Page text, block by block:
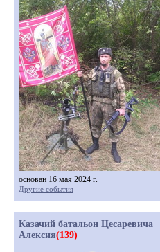
основан 16 мая 2024 г.
Другие события
Казачий батальон Цесаревича
Алексия(139)